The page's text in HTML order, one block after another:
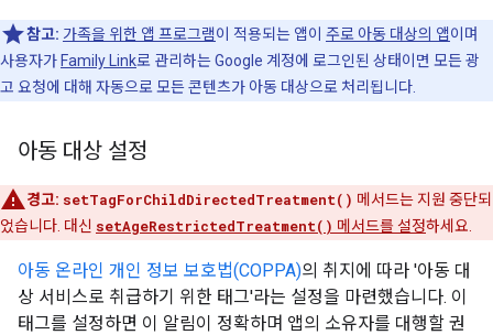
참고: 가족을 위한 앱 프로그램이 적용되는 앱이 주로 아동 대상의 앱이며
사용자가 Family Link로 관리하는 Google 계정에 로그인된 상태이면 모든 광
고 요청에 대해 자동으로 모든 콘텐츠가 아동 대상으로 처리됩니다.
아동 대상 설정
경고: setTagForChildDirectedTreatment() 메서드는 지원 중단되
었습니다. 대신 setAgeRestrictedTreatment() 메서드를 설정하세요.
아동 온라인 개인 정보 보호법(COPPA)의 취지에 따라 '아동 대
상 서비스로 취급하기 위한 태그'라는 설정을 마련했습니다. 이
태그를 설정하면 이 알림이 정확하며 앱의 소유자를 대행할 권